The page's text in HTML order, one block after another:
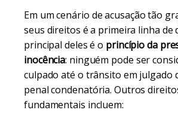
Em um cenário de acusação tão
seus direitos é a primeira linha de
principal deles é o princípio da
inocência: ninguém pode ser
culpado até o trânsito em julgado
penal condenatória. Outros
fundamentais incluem: